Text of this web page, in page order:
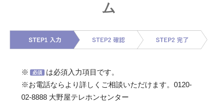
ム
※ 必須
は必須入力項目です。
※お電話ならより詳しくご相談いただけます。 0120-
02-8888大野屋テレホンセンター